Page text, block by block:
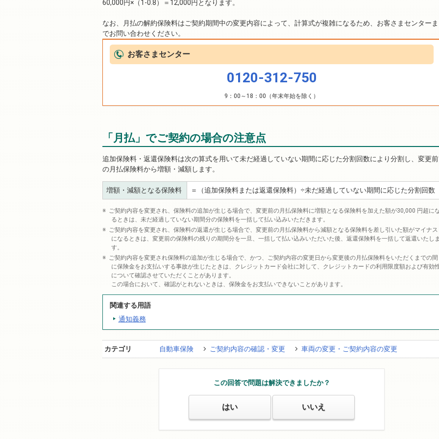
60,000円×（1-0.8）＝12,000円となります。
なお、月払の解約保険料はご契約期間中の変更内容によって、計算式が複雑になるため、お客さまセンターま
でお問い合わせください。
お客さまセンター
0120-312-750
9：00～18：00（年末年始を除く）
「月払」でご契約の場合の注意点
追加保険料・返還保険料は次の算式を用いて未だ経過していない期間に応じた分割回数により分割し、変更前
の月払保険料から増額・減額します。
増額・減額となる保険料 ＝（追加保険料または返還保険料）÷未だ経過していない期間に応じた分割回数
ご契約内容を変更され、保険料の追加が生じる場合で、変更前の月払保険料に増額となる保険料を加えた額が30,000 円超に
るときは、未だ経過していない期間分の保険料を一括して払い込みいただきます。
ご契約内容を変更され、保険料の返還が生じる場合で、変更前の月払保険料から減額となる保険料を差し引いた額がマイナス
になるときは、変更前の保険料の残りの期間分を一旦、一括して払い込みいただいた後、返還保険料を一括して返還いたし
す。
ご契約内容を変更され保険料の追加が生じる場合で、かつ、ご契約内容の変更日から変更後の月払保険料をいただくまでの間
に保険金をお支払いする事故が生じたときは、クレジットカード会社に対して、クレジットカードの利用限度額および有効
について確認させていただくことがあります。
この場合において、確認がとれないときは、保険金をお支払いできないことがあります。
関連する用語
通知義務
カテゴリ 自動車保険 ご契約内容の確認・変更 車両の変更・ご契約内容の変更
この回答で問題は解決できましたか？
はい いいえ